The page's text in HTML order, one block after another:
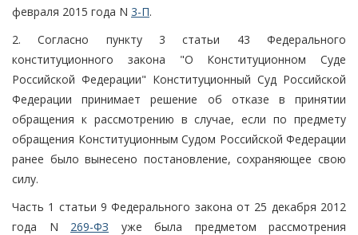
февраля 2015 года N 3-П.
2. Согласно пункту 3 статьи 43 Федерального
конституционного закона "О Конституционном Суде
Российской Федерации" Конституционный Суд Российской
Федерации принимает решение об отказе в принятии
обращения к рассмотрению в случае, если по предмету
обращения Конституционным Судом Российской Федерации
ранее было вынесено постановление, сохраняющее свою
силу.
Часть 1 статьи 9 Федерального закона от 25 декабря 2012
года N 269-ФЗ уже была предметом рассмотрения